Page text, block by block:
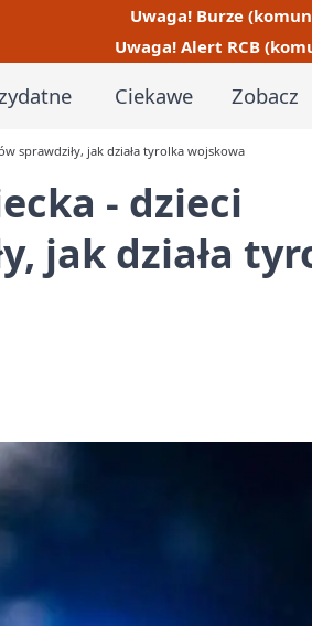
Uwaga! Burze
Uwaga! Alert RCB
Ciekawe Zobacz
sprawdziły, jak działa tyrolka wojskowa
- dzieci
jak działa